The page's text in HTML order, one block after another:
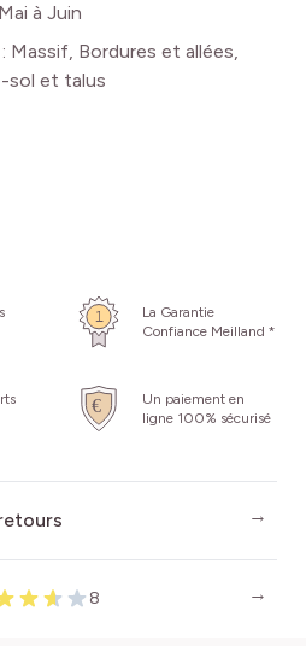
Mai à Juin
: Massif, Bordures et allées,
sol et talus
La Garantie
Confiance Meilland *
Un paiement en
ligne 100% sécurisé
8